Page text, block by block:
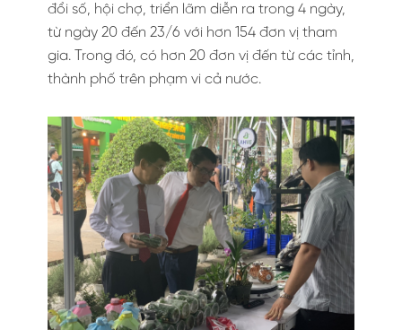
đổi số, hội chợ, triển lãm diễn ra trong 4 ngày,
từ ngày 20 đến 23/6 với hơn 154 đơn vị tham
gia. Trong đó, có hơn 20 đơn vị đến từ các tỉnh,
thành phố trên phạm vi cả nước.